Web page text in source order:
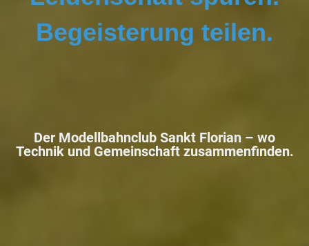
Begeisterung teilen.
Der Modellbahnclub Sankt Florian – wo
Technik und Gemeinschaft zusammenfinden.